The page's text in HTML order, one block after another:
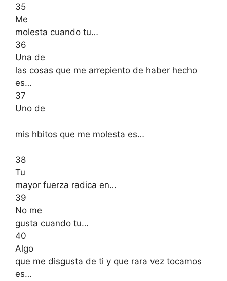
35
Me
molesta cuando tu…
36
Una de
las cosas que me arrepiento de haber hecho
es…
37
Uno de
mis hbitos que me molesta es…
38
Tu
mayor fuerza radica en…
39
No me
gusta cuando tu…
40
Algo
que me disgusta de ti y que rara vez tocamos
es…